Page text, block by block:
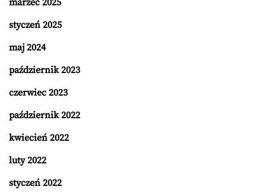
marzec 2025
styczeń 2025
maj 2024
październik 2023
czerwiec 2023
październik 2022
kwiecień 2022
luty 2022
styczeń 2022